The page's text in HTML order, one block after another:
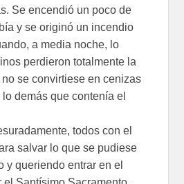
Se encendió un poco de
y se originó un incendio
a media noche, lo
perdieron totalmente la
se convirtiese en cenizas
demás que contenía el
todos con el
salvar lo que se pudiese
y queriendo entrar en el